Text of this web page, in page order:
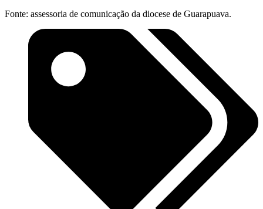
Fonte: assessoria de comunicação da diocese de Guarapuava.